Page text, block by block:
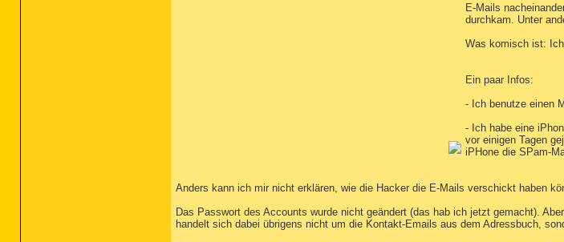
E-Mails
durchkam. Unter
Was komisch ist:
Ein paar Infos:
- Ich benutze einen
- Ich habe eine
vor einigen Tagen
iPHone die SPam-
Anders kann ich mir nicht erklären, wie die Hacker die E-Mails verschickt haben
Das Passwort des Accounts wurde nicht geändert (das hab ich jetzt gemacht).
handelt sich dabei übrigens nicht um die Kontakt-Emails aus dem Adressbuch,